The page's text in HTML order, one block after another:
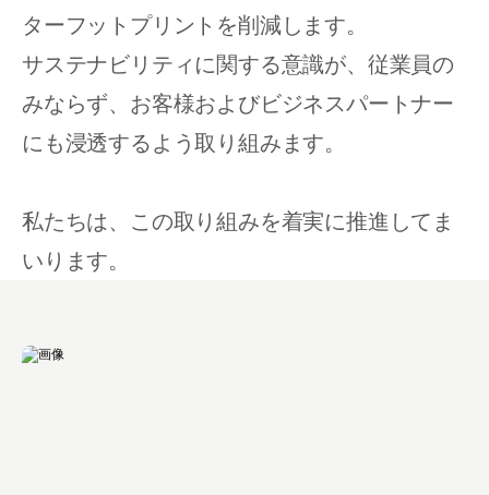
ターフットプリントを削減します。
サステナビリティに関する意識が、従業員の
みならず、お客様およびビジネスパートナー
にも浸透するよう取り組みます。
私たちは、この取り組みを着実に推進してま
いります。